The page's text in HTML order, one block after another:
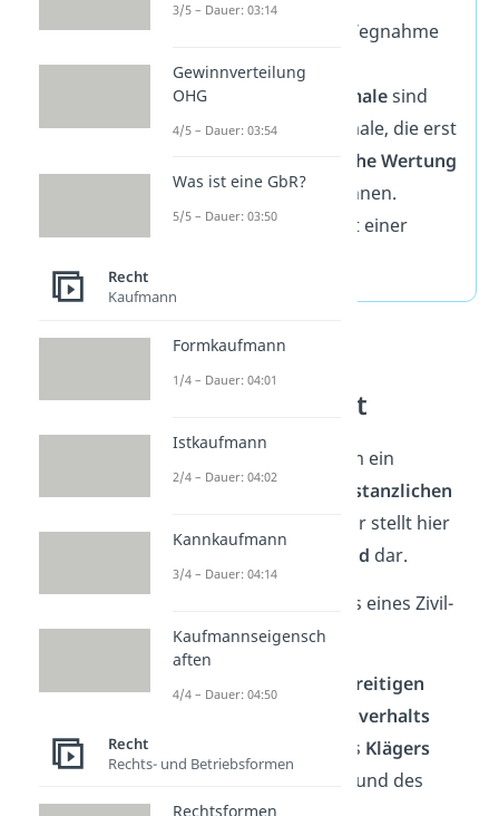
Sache, Wegnahme
Normative
Tatbestandsmerkmalesind
Tatbestandsmerkmale, die erst
rechtliche Wertung
erfasst werden können.
Beispiel:Fremdheit einer
Tatbestand —
Zivilprozessrecht
Der Tatbestand ist zudem ein
Bestandteil eines erstinstanzlichen
. Er stellt hier
Sach- und Streitstand dar.
des Tatbestandes eines Zivil-
Urteils:
Darstellung des
unstreitigen
(feststehenden) Sachverhalts
streitiger Vortrag des Klägers
des Klägers und des
3/5 – Dauer: 03:14
Gewinnverteilung
OHG
4/5 – Dauer: 03:54
Was ist eine GbR?
5/5 – Dauer: 03:50
Recht
Kaufmann
Formkaufmann
1/4 – Dauer: 04:01
Istkaufmann
2/4 – Dauer: 04:02
Kannkaufmann
3/4 – Dauer: 04:14
Kaufmannseigensch
aften
4/4 – Dauer: 04:50
Recht
Rechts- und Betriebsformen
Rechtsformen